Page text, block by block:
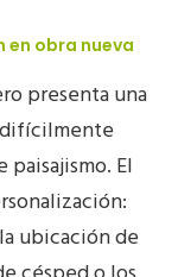
obra nueva
presenta una
El
:
ubicación de